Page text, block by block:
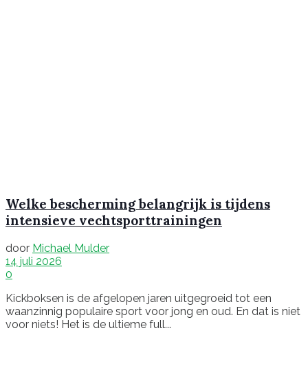
Welke bescherming belangrijk is tijdens
intensieve vechtsporttrainingen
door Michael Mulder
14 juli 2026
0
Kickboksen is de afgelopen jaren uitgegroeid tot een
waanzinnig populaire sport voor jong en oud. En dat is niet
voor niets! Het is de ultieme full...